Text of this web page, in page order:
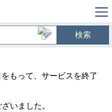
検索
もって、サービスを終了
いました。